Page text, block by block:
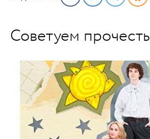
Советуем прочесть